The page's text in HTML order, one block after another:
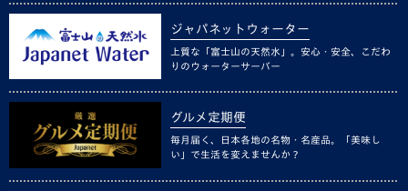
ジャパネットウォーター
上質な「富士山の天然水」。安心・安全、こだわ
りのウォーターサーバー
グルメ定期便
毎月届く、日本各地の名物・名産品。「美味し
い」で生活を変えませんか？